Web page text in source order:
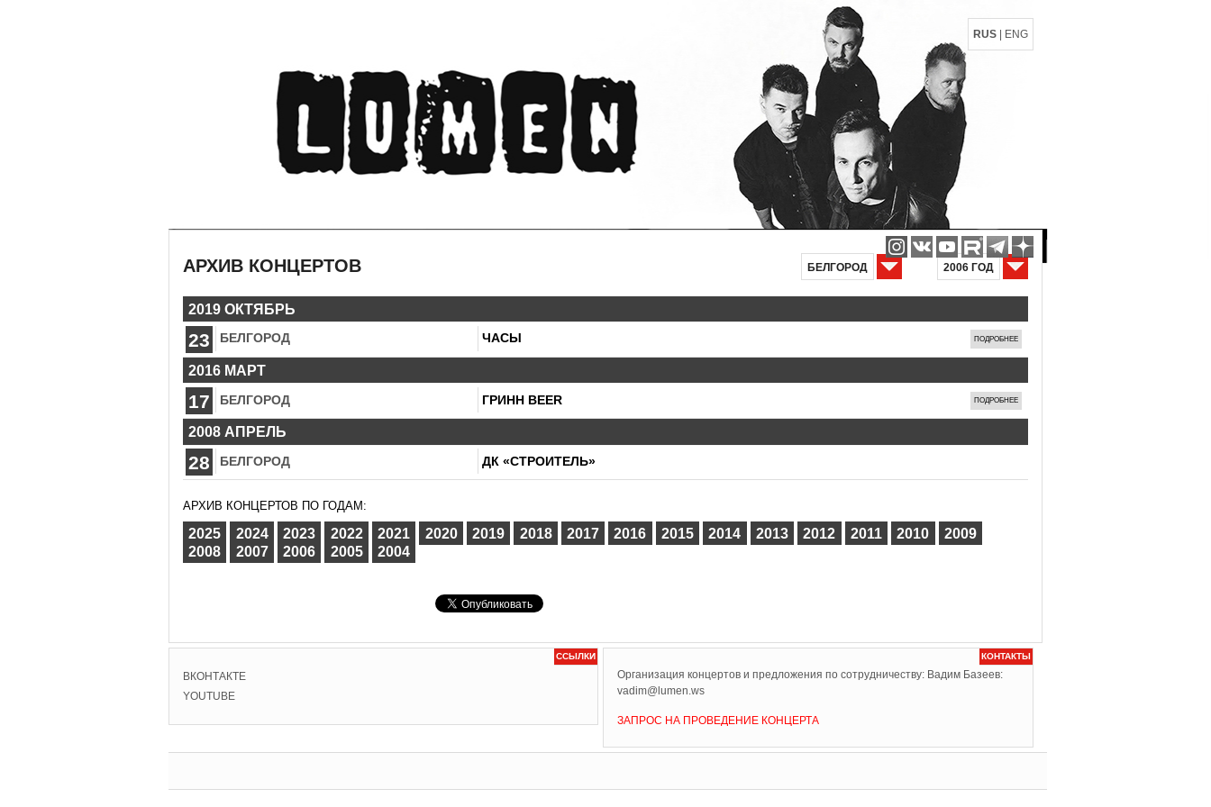
RUS ENG
АРХИВ КОНЦЕРТОВ 2006 ГОД
БЕЛГОРОД
2019 ОКТЯБРЬ
23 БЕЛГОРОД ЧАСЫ ПОДРОБНЕЕ
2016 МАРТ
17 БЕЛГОРОД ГРИНН BEER ПОДРОБНЕЕ
2008 АПРЕЛЬ
28 БЕЛГОРОД ДК «СТРОИТЕЛЬ»
АРХИВ КОНЦЕРТОВ ПО ГОДАМ:
2025 2024 2023 2022 2021 2020 2019 2018 2017 2016 2015 2014 2013 2012 2011 2010
2009
2008
2007 2006 2005 2004
ССЫЛКИ
ВКОНТАКТЕ
YOUTUBE
КОНТАКТЫ
Организация концертов и предложения по сотрудничеству: Вадим Базеев:
vadim@lumen.ws
ЗАПРОС НА ПРОВЕДЕНИЕ КОНЦЕРТА